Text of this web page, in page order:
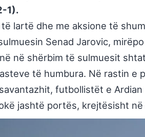
1).
lartë dhe me aksione të
Senad Jarovic,
në shërbim të sulmuesit
të humbura. Në rastin
futbollistët e
jashtë portës, krejtësisht